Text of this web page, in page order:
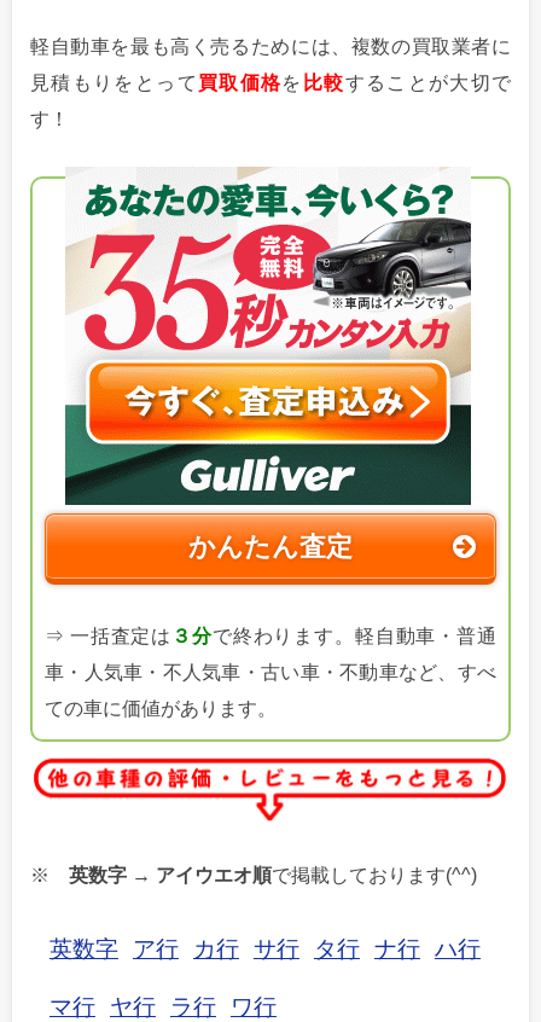
軽自動車を最も高く売るためには、複数の買取業者に
見積もりをとって 買取価格を 比較することが大切で
す！
かんたん査定
⇒ 一括査定は ３分で終わります。軽自動車・普通
車・人気車・不人気車・古い車・不動車など、すべ
ての車に価値があります。
※ 英数字 → アイウエオ順で掲載しております(^^)
英数字 ア行 カ行 サ行 タ行 ナ行 ハ行
マ行 ヤ行 ラ行 ワ行